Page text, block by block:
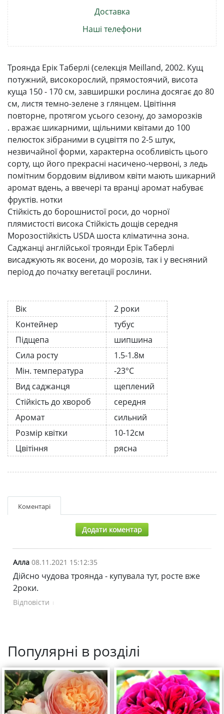
Доставка
Наші телефони
Троянда Ерік Таберлі (селекція Meilland, 2002. Кущ
потужний, високорослий, прямостоячий, висота
куща 150 - 170 см, завширшки рослина досягає до 80
см, листя темно-зелене з глянцем. Цвітіння
повторне, протягом усього сезону, до заморозків
. вражає шикарними, щільними квітами до 100
пелюсток зібраними в суцвіття по 2-5 штук,
незвичайної форми, характерна особливість цього
сорту, що його прекрасні насичено-червоні, з ледь
помітним бордовим відливом квіти мають шикарний
аромат вдень, а ввечері та вранці аромат набуває
фруктів. нотки
Стійкість до борошнистої роси, до чорної
плямистості висока Стійкість дощів середня
Морозостійкість USDA шоста кліматична зона.
Саджанці англійської троянди Ерік Таберлі
висаджують як восени, до морозів, так і у весняний
період до початку вегетації рослини.
Вік
2 роки
Контейнер
тубус
Підщепа
шипшина
Сила росту
1.5-1.8м
Мін. температура
-23°C
Вид саджанця
щеплений
Стійкість до хвороб
середня
Аромат
сильний
Розмір квітки
10-12см
Цвітіння
рясна
Коментарі
Додати коментар
Алла 08.11.2021 15:12:35
Дійсно чудова троянда - купувала тут, росте вже
2роки.
Відповісти
Популярні в розділі